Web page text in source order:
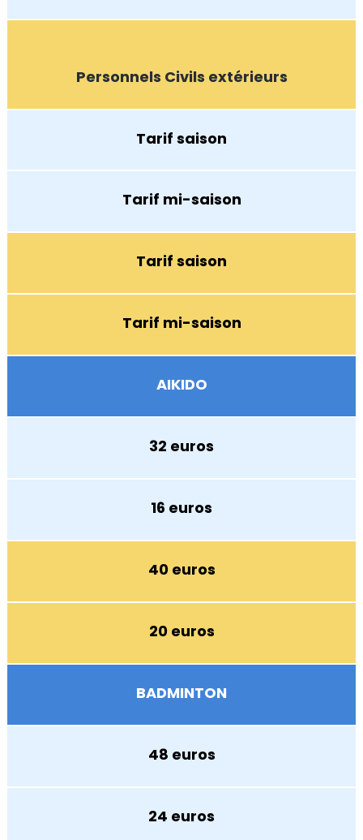
Personnels Civils extérieurs
Tarif saison
Tarif mi-saison
Tarif saison
Tarif mi-saison
AIKIDO
32 euros
16 euros
40 euros
20 euros
BADMINTON
48 euros
24 euros